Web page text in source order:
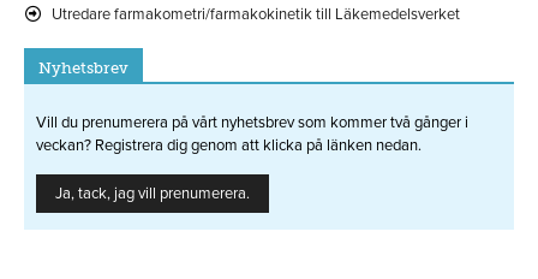
Utredare farmakometri/farmakokinetik till Läkemedelsverket
Nyhetsbrev
Vill du prenumerera på vårt nyhetsbrev som kommer två gånger i
veckan? Registrera dig genom att klicka på länken nedan.
Ja, tack, jag vill prenumerera.